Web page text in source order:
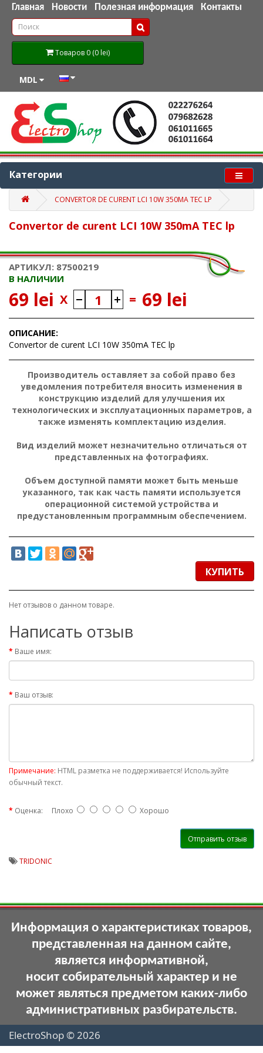
Главная Новости Полезная информация Контакты
Товаров 0 (0 lei)
MDL
Категории
CONVERTOR DE CURENT LCI 10W 350MA TEC LP
Convertor de curent LCI 10W 350mA TEC lp
АРТИКУЛ: 87500219
В НАЛИЧИИ
69 lei X = 69 lei
ОПИСАНИЕ:
Convertor de curent LCI 10W 350mA TEC lp
Производитель оставляет за собой право без
уведомления потребителя вносить изменения в
конструкцию изделий для улучшения их
технологических и эксплуатационных параметров, а
также изменять комплектацию изделия.
Вид изделий может незначительно отличаться от
представленных на фотографиях.
Объем доступной памяти может быть меньше
указанного, так как часть памяти используется
операционной системой устройства и
предустановленным программным обеспечением.
КУПИТЬ
Нет отзывов о данном товаре.
Написать отзыв
Ваше имя:
Ваш отзыв:
Примечание: HTML разметка не поддерживается! Используйте
обычный текст.
Оценка: Плохо Хорошо
Отправить отзыв
TRIDONIC
Информация о характеристиках товаров,
представленная на данном сайте,
является информативной,
носит собирательный характер и не
может являться предметом каких-либо
административных разбирательств.
ElectroShop © 2026